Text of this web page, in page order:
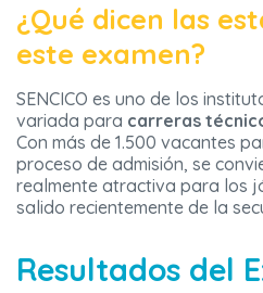
¿Qué dicen las
este examen?
SENCICO es uno de los
variada para carreras
Con más de 1.500 vacantes
proceso de admisión, se
realmente atractiva para los
salido recientemente de la
Resultados del